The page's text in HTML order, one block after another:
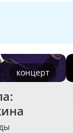
концерт